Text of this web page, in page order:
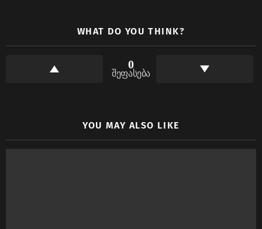
WHAT DO YOU THINK?
0
შეფასება
YOU MAY ALSO LIKE